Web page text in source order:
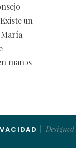
un
María
manos
| Designed